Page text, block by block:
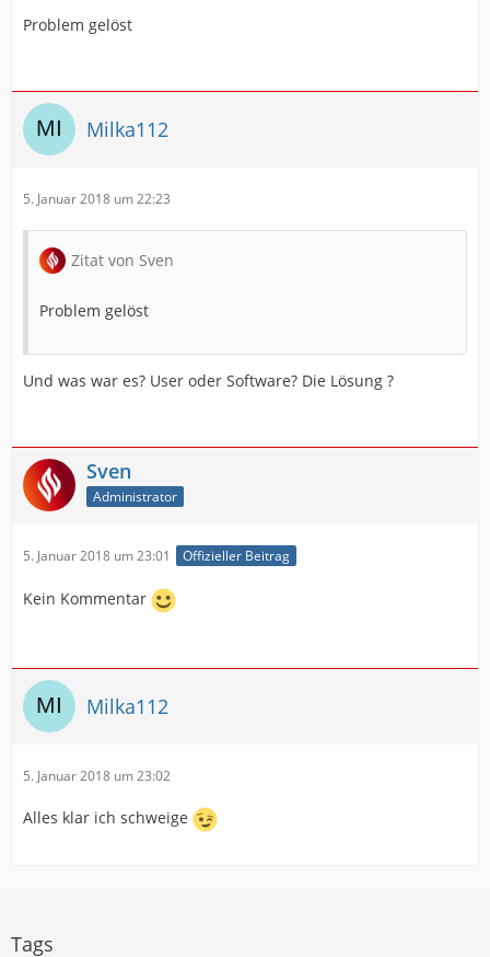
Problem gelöst
Milka112
5. Januar 2018 um 22:23
Zitat von Sven
Problem gelöst
Und was war es? User oder Software? Die Lösung ?
Sven
Administrator
5. Januar 2018 um 23:01 Offizieller Beitrag
Kein Kommentar
Milka112
5. Januar 2018 um 23:02
Alles klar ich schweige
Tags